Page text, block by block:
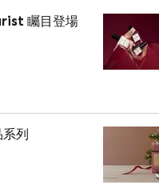
矚目登場
列